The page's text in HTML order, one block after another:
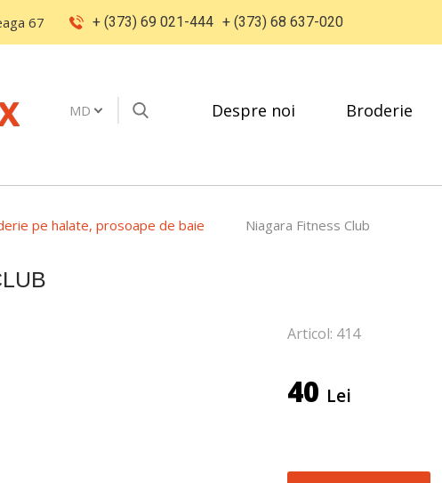
67 + (373) 69 021-444 + (373) 68 637-020
MD Despre noi Broderie
pe halate, prosoape de baie Niagara Fitness Club
Articol: 414
40 Lei